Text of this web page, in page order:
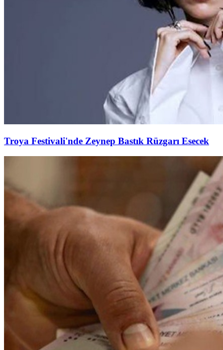
Troya Festivali'nde Zeynep Bastık Rüzgarı Esecek